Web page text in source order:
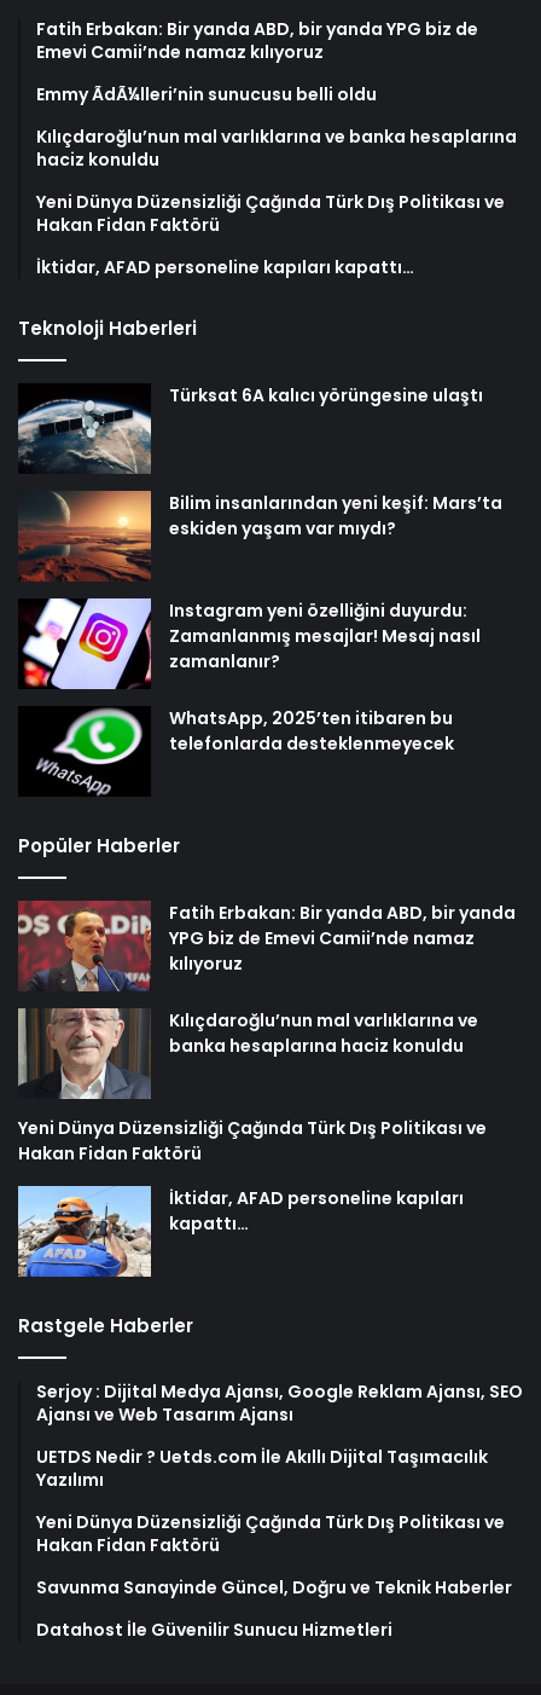
Fatih Erbakan: Bir yanda ABD, bir yanda YPG biz de
Emevi Camii’nde namaz kılıyoruz
Emmy ÃdÃ¼lleri’nin sunucusu belli oldu
Kılıçdaroğlu’nun mal varlıklarına ve banka hesaplarına
haciz konuldu
Yeni Dünya Düzensizliği Çağında Türk Dış Politikası ve
Hakan Fidan Faktörü
İktidar, AFAD personeline kapıları kapattı…
Teknoloji Haberleri
Türksat 6A kalıcı yörüngesine ulaştı
Bilim insanlarından yeni keşif: Mars’ta
eskiden yaşam var mıydı?
Instagram yeni özelliğini duyurdu:
Zamanlanmış mesajlar! Mesaj nasıl
zamanlanır?
WhatsApp, 2025’ten itibaren bu
telefonlarda desteklenmeyecek
Popüler Haberler
Fatih Erbakan: Bir yanda ABD, bir yanda
YPG biz de Emevi Camii’nde namaz
kılıyoruz
Kılıçdaroğlu’nun mal varlıklarına ve
banka hesaplarına haciz konuldu
Yeni Dünya Düzensizliği Çağında Türk Dış Politikası ve
Hakan Fidan Faktörü
İktidar, AFAD personeline kapıları
kapattı…
Rastgele Haberler
Serjoy : Dijital Medya Ajansı, Google Reklam Ajansı, SEO
Ajansı ve Web Tasarım Ajansı
UETDS Nedir ? Uetds.com İle Akıllı Dijital Taşımacılık
Yazılımı
Yeni Dünya Düzensizliği Çağında Türk Dış Politikası ve
Hakan Fidan Faktörü
Savunma Sanayinde Güncel, Doğru ve Teknik Haberler
Datahost İle Güvenilir Sunucu Hizmetleri